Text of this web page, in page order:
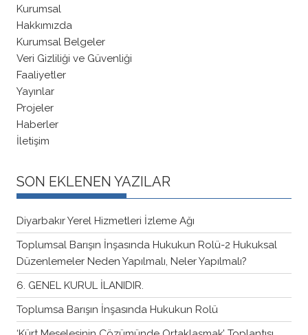
Kurumsal
Hakkımızda
Kurumsal Belgeler
Veri Gizliliği ve Güvenliği
Faaliyetler
Yayınlar
Projeler
Haberler
İletişim
SON EKLENEN YAZILAR
Diyarbakır Yerel Hizmetleri İzleme Ağı
Toplumsal Barışın İnşasında Hukukun Rolü-2 Hukuksal
Düzenlemeler Neden Yapılmalı, Neler Yapılmalı?
6. GENEL KURUL İLANIDIR.
Toplumsa Barışın İnşasında Hukukun Rolü